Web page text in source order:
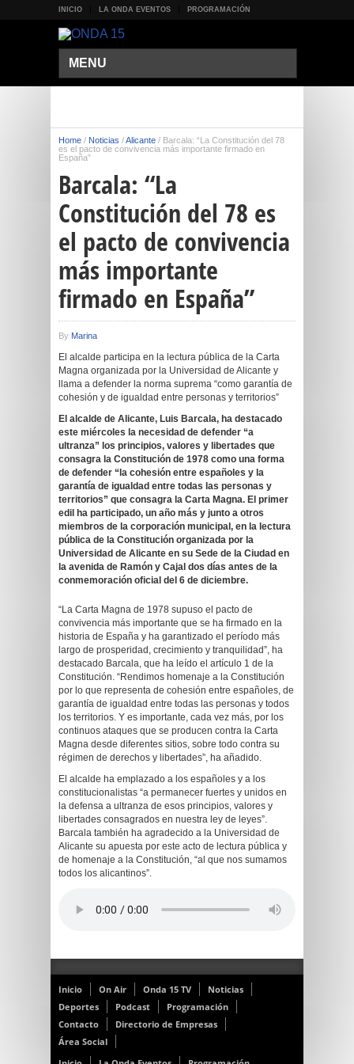
INICIO LA ONDA EVENTOS PROGRAMACIÓN
MENU
Home / Noticias /Alicante / Barcala: “La Constitución del 78
es el pacto de convivencia más importante firmado en
España”
Barcala: “La
Constitución del 78 es
el pacto de convivencia
más importante
firmado en España”
By Marina
El alcalde participa en la lectura pública de la Carta
Magna organizada por la Universidad de Alicante y
llama a defender la norma suprema “como garantía de
cohesión y de igualdad entre personas y territorios”
El alcalde de Alicante, Luis Barcala, ha destacado
este miércoles la necesidad de defender “a
ultranza” los principios, valores y libertades que
consagra la Constitución de 1978 como una forma
de defender “la cohesión entre españoles y la
garantía de igualdad entre todas las personas y
territorios” que consagra la Carta Magna. El primer
edil ha participado, un año más y junto a otros
miembros de la corporación municipal, en la lectura
pública de la Constitución organizada por la
Universidad de Alicante en su Sede de la Ciudad en
la avenida de Ramón y Cajal dos días antes de la
conmemoración oficial del 6 de diciembre.
“La Carta Magna de 1978 supuso el pacto de
convivencia más importante que se ha firmado en la
historia de España y ha garantizado el período más
largo de prosperidad, crecimiento y tranquilidad”, ha
destacado Barcala, que ha leído el artículo 1 de la
Constitución. “Rendimos homenaje a la Constitución
por lo que representa de cohesión entre españoles, de
garantía de igualdad entre todas las personas y todos
los territorios. Y es importante, cada vez más, por los
continuos ataques que se producen contra la Carta
Magna desde diferentes sitios, sobre todo contra su
régimen de derechos y libertades”, ha añadido.
El alcalde ha emplazado a los españoles y a los
constitucionalistas “a permanecer fuertes y unidos en
la defensa a ultranza de esos principios, valores y
libertades consagrados en nuestra ley de leyes”.
Barcala también ha agradecido a la Universidad de
Alicante su apuesta por este acto de lectura pública y
de homenaje a la Constitución, “al que nos sumamos
todos los alicantinos”.
Inicio On Air Onda 15 TV
Noticias
Deportes
Podcast
Programación
Contacto
Directorio de Empresas
Área Social